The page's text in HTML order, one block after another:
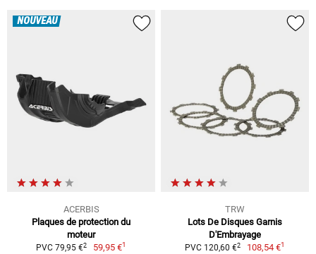
NOUVEAU
ACERBIS
Plaques de protection du
moteur
PVC 79,95 €2 59,95 €1
TRW
Lots De Disques Garnis
D'Embrayage
PVC 120,60 €2 108,54 €1